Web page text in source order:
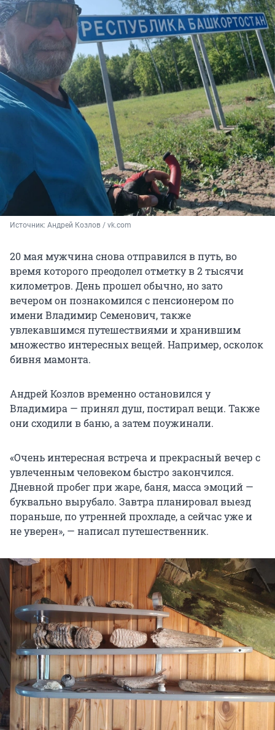
Источник: Андрей Козлов / vk.com
20 мая мужчина снова отправился в путь, во
время которого преодолел отметку в 2 тысячи
километров. День прошел обычно, но зато
вечером он познакомился с пенсионером по
имени Владимир Семенович, также
увлекавшимся путешествиями и хранившим
множество интересных вещей. Например, осколок
бивня мамонта.
Андрей Козлов временно остановился у
Владимира — принял душ, постирал вещи. Также
они сходили в баню, а затем поужинали.
«Очень интересная встреча и прекрасный вечер с
увлеченным человеком быстро закончился.
Дневной пробег при жаре, баня, масса эмоций —
буквально вырубало. Завтра планировал выезд
пораньше, по утренней прохладе, а сейчас уже и
не уверен», — написал путешественник.